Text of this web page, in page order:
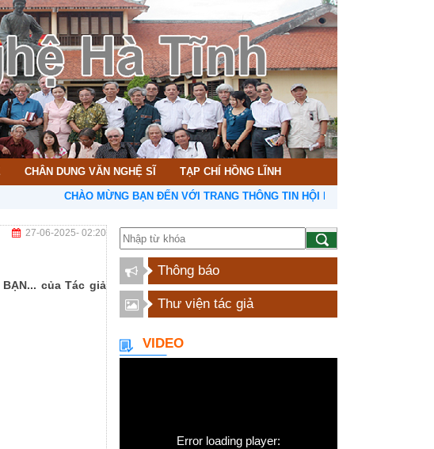
CHÂN DUNG VĂN NGHỆ SĨ TẠP CHÍ HỒNG LĨNH
CHÀO MỪNG BẠN ĐẾN VỚI TRANG THÔNG TIN HỘI LIÊN HIỆP VĂN HỌC NGHỆ
27-06-2025- 02:20
của Tác giả
Thông báo
Thư viện tác giả
VIDEO
Error loading player: